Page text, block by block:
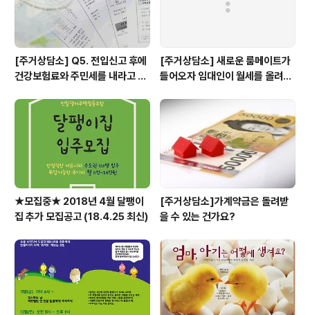
[주거상담소] Q5. 전입신고 후에
건강보험료와 주민세를 내라고 고
[주거상담소] 새로운 룸메이트가
들어오자 임대인이 월세를 올려달
★모집중★ 2018년 4월 달팽이
집 추가 모집공고 (18.4.25 최신)
[주거상담소]가계약금은 돌려받
을 수 있는 건가요?